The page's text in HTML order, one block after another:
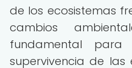
de los ecosistemas
cambios
fundamental
supervivencia de las